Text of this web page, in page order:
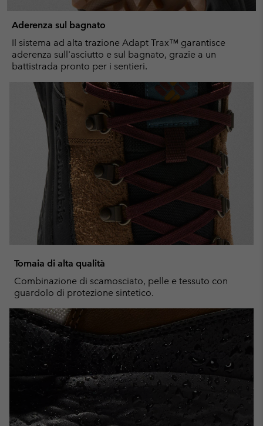
Aderenza sul bagnato
Il sistema ad alta trazione Adapt Trax™ garantisce
aderenza sull'asciutto e sul bagnato, grazie a un
battistrada pronto per i sentieri.
Tomaia di alta qualità
Combinazione di scamosciato, pelle e tessuto con
guardolo di protezione sintetico.